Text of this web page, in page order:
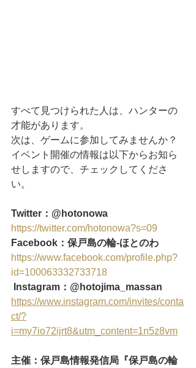
すべて見つけられた人は、ハンターの
才能があります。
次は、ゲームに参加してみませんか？
イベント開催の情報は以下からお知ら
せしますので、チェックしてくださ
い。
Twitter：@hotonowa
https://twitter.com/hotonowa?s=09
Facebook：保戸島の輪‐ほとのわ
https://www.facebook.com/profile.php?
id=100063332733718
Instagram：@hotojima_massan
https://www.instagram.com/invites/conta
ct/?
i=my7io72ijrt8&utm_content=1n5z8vm
主催：保戸島情報発信局『保戸島の輪